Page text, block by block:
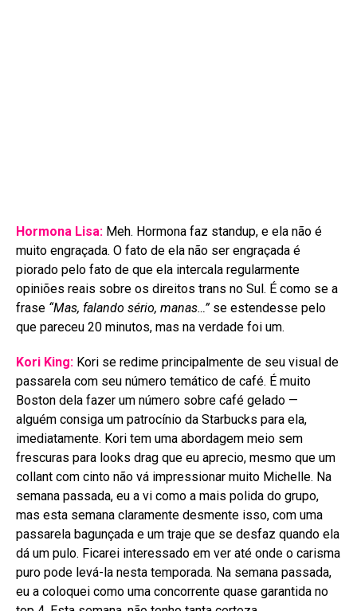
Hormona Lisa: Meh. Hormona faz standup, e ela não é
muito engraçada. O fato de ela não ser engraçada é
piorado pelo fato de que ela intercala regularmente
opiniões reais sobre os direitos trans no Sul. É como se a
frase “Mas, falando sério, manas…”se estendesse pelo
que pareceu 20 minutos, mas na verdade foi um.
Kori King: Kori se redime principalmente de seu visual de
passarela com seu número temático de café. É muito
Boston dela fazer um número sobre café gelado —
alguém consiga um patrocínio da Starbucks para ela,
imediatamente. Kori tem uma abordagem meio sem
frescuras para looks drag que eu aprecio, mesmo que um
collant com cinto não vá impressionar muito Michelle. Na
semana passada, eu a vi como a mais polida do grupo,
mas esta semana claramente desmente isso, com uma
passarela bagunçada e um traje que se desfaz quando ela
dá um pulo. Ficarei interessado em ver até onde o carisma
puro pode levá-la nesta temporada. Na semana passada,
eu a coloquei como uma concorrente quase garantida no